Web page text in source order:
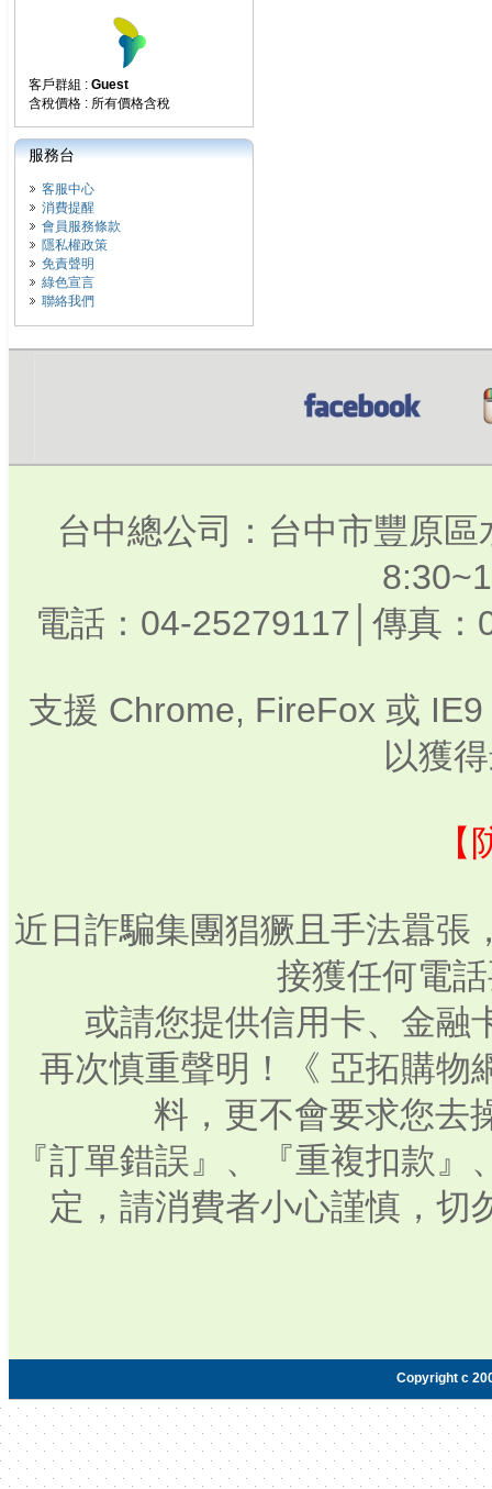
客戶群組 : Guest
含稅價格 : 所有價格含稅
服務台
客服中心
消費提醒
會員服務條款
隱私權政策
免責聲明
綠色宣言
聯絡我們
台中總公司：台中市豐原
電話：04-25279117│傳真
支援 Chrome, FireFox 或
以獲
近日詐騙集團猖獗且手法囂張
接獲任何電
或請您提供信用卡、金融
再次慎重聲明！《 亞拓購物
料，更不會要求您去
『訂單錯誤』、『重複扣款
定，請消費者小心謹慎，切
Copyright c